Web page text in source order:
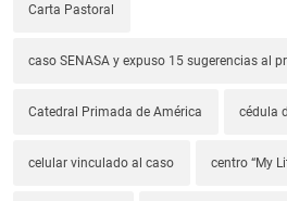
Carta Pastoral
caso SENASA y expuso 15 sugerencias al
Catedral Primada de América cédula
celular vinculado al caso centro “My